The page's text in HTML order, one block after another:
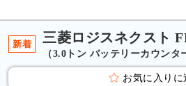
新着 三菱ロジスネクスト
（3.0トン バッテリーカウンタ
お気に入りに